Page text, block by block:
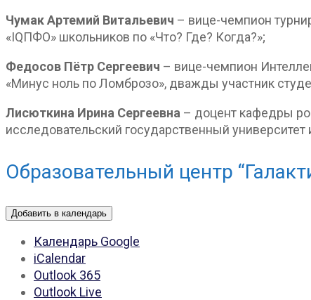
Чумак Артемий Витальевич – вице-чемпион
«IQПФО» школьников по «Что? Где? Когда?»;
Федосов Пётр Сергеевич – вице-чемпион
«Минус ноль по Ломброзо», дважды участник
Лисюткина Ирина Сергеевна – доцент кафедры
исследовательский государственный
Образовательный центр
Добавить в календарь
Календарь Google
iCalendar
Outlook 365
Outlook Live